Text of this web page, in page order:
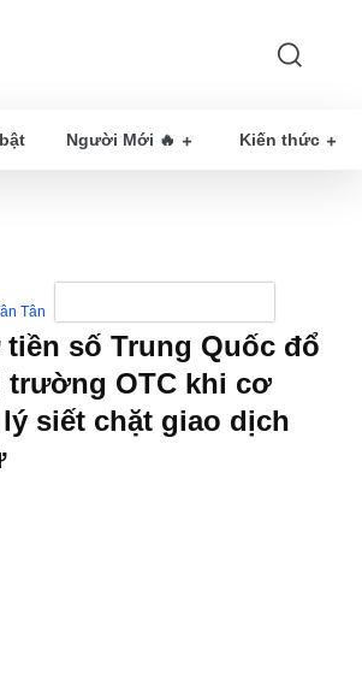
Người Mới 🔥 Kiến thức
Tân
tiền số Trung Quốc đổ
trường OTC khi cơ
siết chặt giao dịch